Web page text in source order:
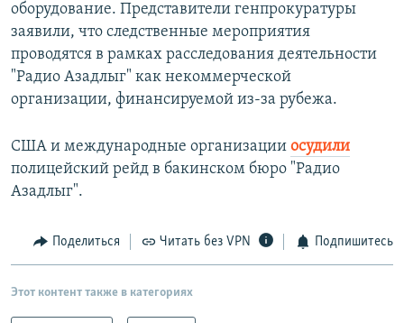
оборудование. Представители генпрокуратуры
заявили, что следственные мероприятия
проводятся в рамках расследования деятельности
"Радио Азадлыг" как некоммерческой
организации, финансируемой из-за рубежа.
США и международные организации осудили
полицейский рейд в бакинском бюро "Радио
Азадлыг".
Поделиться Читать без VPN Подпишитесь
Этот контент также в категориях